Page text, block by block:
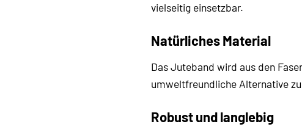
vielseitig einsetzbar.
Natürliches Material
Das Juteband wird aus den
umweltfreundliche Alternative
Robust und langlebig